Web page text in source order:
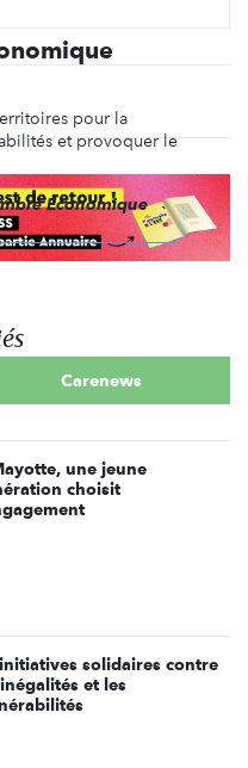
pour la
et provoquer le
Économique
Carenews
une jeune
choisit
solidaires contre
inégalités et les